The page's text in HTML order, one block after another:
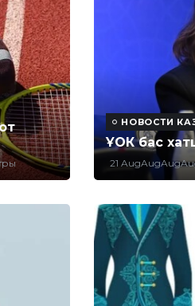
НОВОСТИ
ҰОК бас
21